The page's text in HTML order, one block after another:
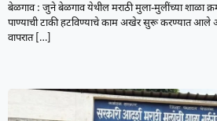
बेळगाव : जुने बेळगाव येथील मराठी मुला-मुलींच्या शाळा
पाण्याची टाकी हटविण्याचे काम अखेर सुरू करण्यात आले
वापरात[…]